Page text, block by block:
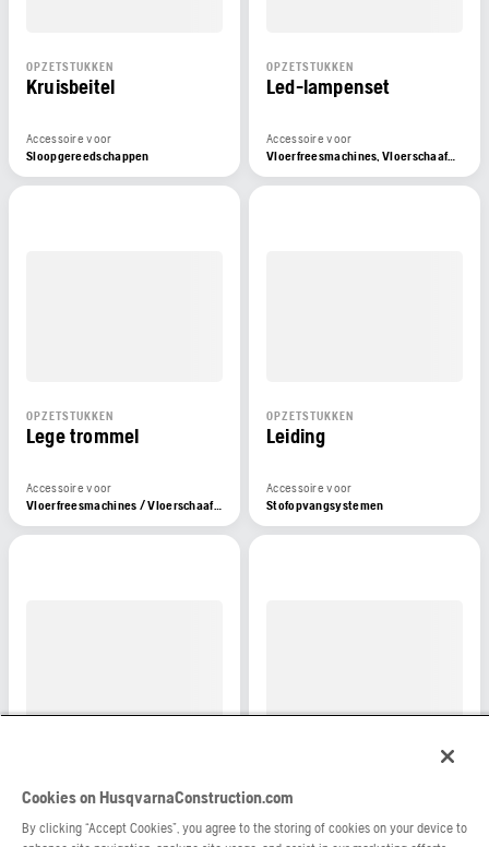
OPZETSTUKKEN
Kruisbeitel
Accessoire voor
Sloopgereedschappen
OPZETSTUKKEN
Led-lampenset
Accessoire voor
Vloerfreesmachines, Vloerschaafmachines
OPZETSTUKKEN
Lege trommel
Accessoire voor
Vloerfreesmachines / Vloerschaafmachines
OPZETSTUKKEN
Leiding
Accessoire voor
Stofopvangsystemen
Accessoire voor
bezems
Cookies on HusqvarnaConstruction.com
By clicking “Accept Cookies”, you agree to the storing of cookies on your device to